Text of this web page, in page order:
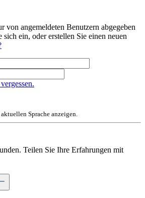
von angemeldeten Benutzern abgegeben
ein, oder erstellen Sie einen neuen
Sprache anzeigen.
Teilen Sie Ihre Erfahrungen mit